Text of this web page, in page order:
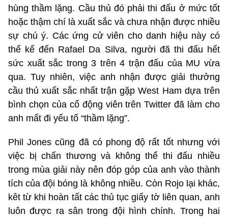
hùng thầm lặng. Cầu thủ đó phải thi đấu ở mức tốt
hoặc thậm chí là xuất sắc và chưa nhận được nhiều
sự chú ý. Các ứng cử viên cho danh hiệu này có
thể kể đến Rafael Da Silva, người đã thi đấu hết
sức xuất sắc trong 3 trên 4 trận đấu của MU vừa
qua. Tuy nhiên, việc anh nhận được giải thưởng
cầu thủ xuất sắc nhất trận gặp West Ham dựa trên
bình chọn của cổ động viên trên Twitter đã làm cho
anh mất đi yếu tố “thầm lặng”.
Phil Jones cũng đã có phong độ rất tốt nhưng với
việc bị chấn thương và không thể thi đấu nhiều
trong mùa giải này nên đóp góp của anh vào thành
tích của đội bóng là không nhiều. Còn Rojo lại khác,
kêt từ khi hoàn tất các thủ tục giấy tờ liên quan, anh
luôn được ra sân trong đội hình chính. Trong hai